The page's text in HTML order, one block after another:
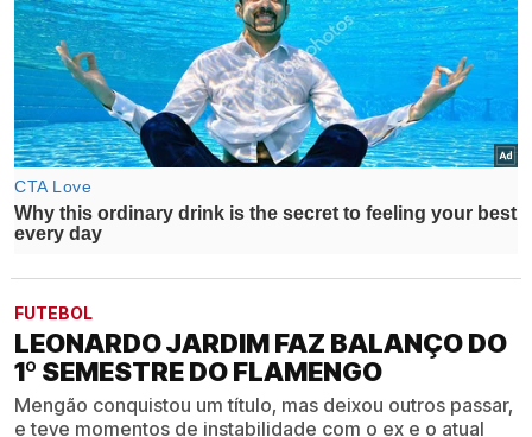
FUTEBOL
LEONARDO JARDIM FAZ BALANÇO DO
1º SEMESTRE DO FLAMENGO
Mengão conquistou um título, mas deixou outros passar,
e teve momentos de instabilidade com o ex e o atual